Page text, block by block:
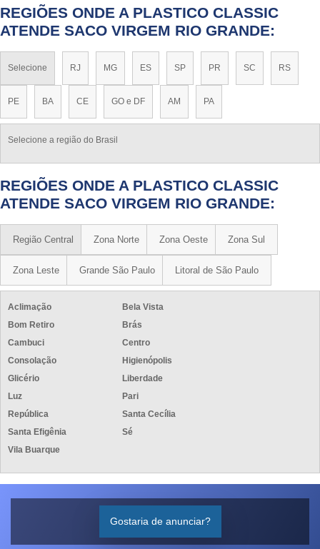
REGIÕES ONDE A PLASTICO CLASSIC
ATENDE SACO VIRGEM RIO GRANDE:
Selecione RJ MG ES SP PR SC RS
PE BA CE GO e DF AM PA
Selecione a região do Brasil
REGIÕES ONDE A PLASTICO CLASSIC
ATENDE SACO VIRGEM RIO GRANDE:
Região Central Zona Norte Zona Oeste Zona Sul
Zona Leste Grande São Paulo Litoral de São Paulo
Aclimação
Bela Vista
Bom Retiro
Brás
Cambuci
Centro
Consolação
Higienópolis
Glicério
Liberdade
Luz
Pari
República
Santa Cecília
Santa Efigênia
Sé
Vila Buarque
Gostaria de anunciar?